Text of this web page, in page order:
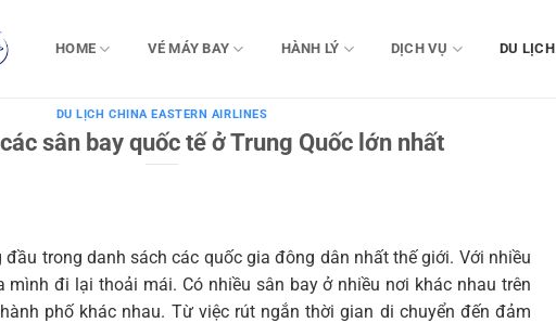
HOME VÉ MÁY BAY HÀNH LÝ DỊCH VỤ DU LỊCH
DU LỊCH CHINA EASTERN AIRLINES
sân bay quốc tế ở Trung Quốc lớn nhất
đầu trong danh sách các quốc gia đông dân nhất thế giới. Với nhiều
mình đi lại thoải mái. Có nhiều sân bay ở nhiều nơi khác nhau trên
phố khác nhau. Từ việc rút ngắn thời gian di chuyển đến đảm